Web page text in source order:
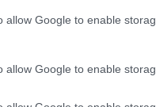
allow Google to enable
allow Google to enable